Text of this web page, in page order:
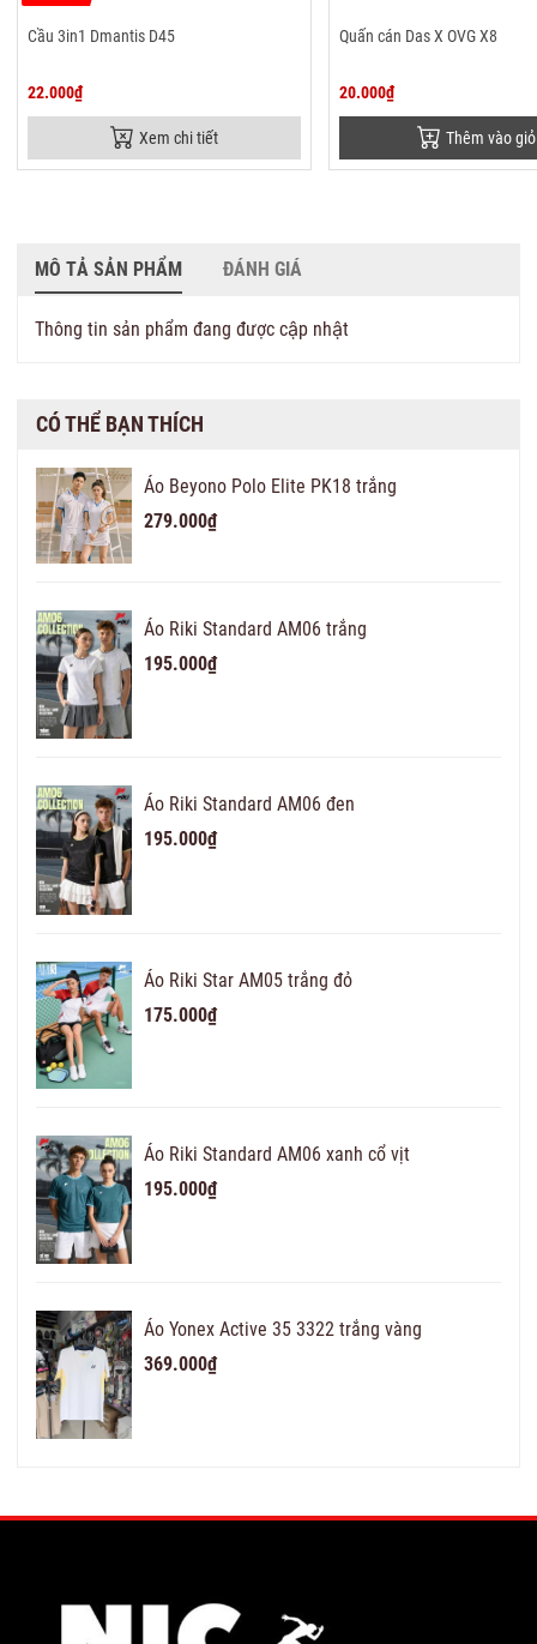
Cầu 3in1 Dmantis D45
22.000₫
Xem chi tiết
Quấn cán Das X OVG X8
20.000₫
Thêm vào giỏ
MÔ TẢ SẢN PHẨM ĐÁNH GIÁ
Thông tin sản phẩm đang được cập nhật
CÓ THỂ BẠN THÍCH
Áo Beyono Polo Elite PK18 trắng
279.000₫
Áo Riki Standard AM06 trắng
195.000₫
Áo Riki Standard AM06 đen
195.000₫
Áo Riki Star AM05 trắng đỏ
175.000₫
Áo Riki Standard AM06 xanh cổ vịt
195.000₫
Áo Yonex Active 35 3322 trắng vàng
369.000₫